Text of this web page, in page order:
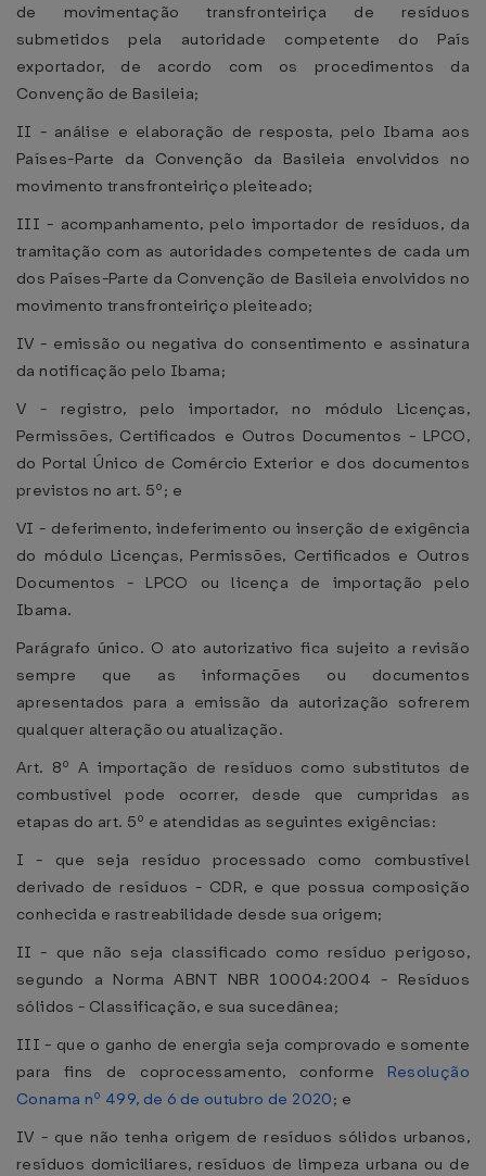
de movimentação transfronteiriça de resíduos
submetidos pela autoridade competente do País
exportador, de acordo com os procedimentos da
Convenção de Basileia;
II - análise e elaboração de resposta, pelo Ibama aos
Países-Parte da Convenção da Basileia envolvidos no
movimento transfronteiriço pleiteado;
III - acompanhamento, pelo importador de resíduos, da
tramitação com as autoridades competentes de cada um
dos Países-Parte da Convenção de Basileia envolvidos no
movimento transfronteiriço pleiteado;
IV - emissão ou negativa do consentimento e assinatura
da notificação pelo Ibama;
V - registro, pelo importador, no módulo Licenças,
Permissões, Certificados e Outros Documentos - LPCO,
do Portal Único de Comércio Exterior e dos documentos
previstos no art. 5º; e
VI - deferimento, indeferimento ou inserção de exigência
do módulo Licenças, Permissões, Certificados e Outros
Documentos - LPCO ou licença de importação pelo
Ibama.
Parágrafo único. O ato autorizativo fica sujeito a revisão
sempre que as informações ou documentos
apresentados para a emissão da autorização sofrerem
qualquer alteração ou atualização.
Art. 8º A importação de resíduos como substitutos de
combustível pode ocorrer, desde que cumpridas as
etapas do art. 5º e atendidas as seguintes exigências:
I - que seja resíduo processado como combustível
derivado de resíduos - CDR, e que possua composição
conhecida e rastreabilidade desde sua origem;
II - que não seja classificado como resíduo perigoso,
segundo a Norma ABNT NBR 10004:2004 - Resíduos
sólidos - Classificação, e sua sucedânea;
III - que o ganho de energia seja comprovado e somente
para fins de coprocessamento, conforme Resolução
Conama nº 499, de 6 de outubro de 2020; e
IV - que não tenha origem de resíduos sólidos urbanos,
resíduos domiciliares, resíduos de limpeza urbana ou de